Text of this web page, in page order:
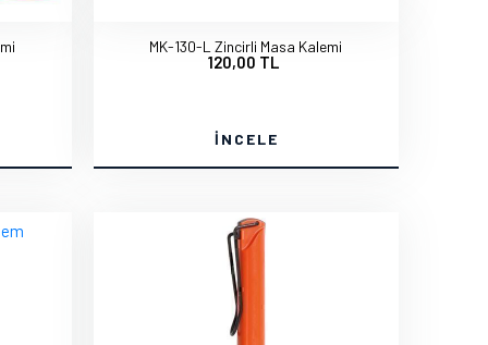
MK-130-L Zincirli Masa Kalemi
120,00 TL
İNCELE